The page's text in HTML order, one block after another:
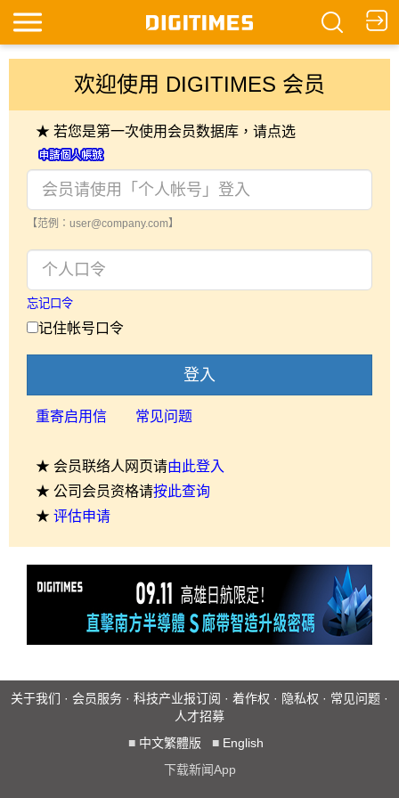
欢迎使用 DIGITIMES 会员
★ 若您是第一次使用会员数据库，请点选
【范例：user@company.com】
忘记口令
记住帐号口令
登入
重寄启用信 常见问题
★ 会员联络人网页请由此登入
★ 公司会员资格请按此查询
★ 评估申请
关于我们 · 会员服务 · 科技产业报订阅 · 着作权 · 隐私权 · 常见问题 ·
人才招募
■ 中文繁體版 ■ English
下载新闻App